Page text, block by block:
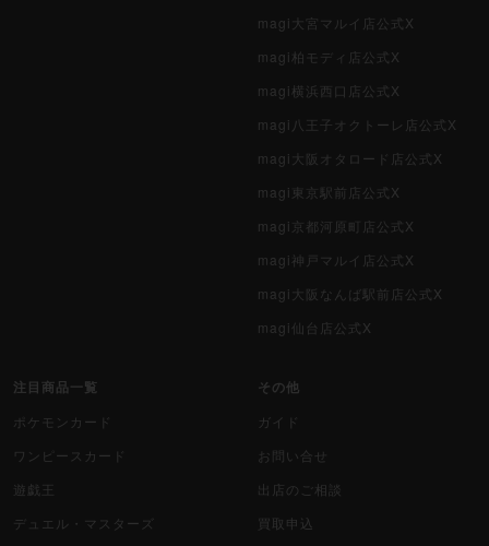
magi大宮マルイ店公式X
magi柏モディ店公式X
magi横浜西口店公式X
magi八王子オクトーレ店公式X
magi大阪オタロード店公式X
magi東京駅前店公式X
magi京都河原町店公式X
magi神戸マルイ店公式X
magi大阪なんば駅前店公式X
magi仙台店公式X
注目商品一覧
ポケモンカード
ワンピースカード
遊戯王
デュエル・マスターズ
その他
ガイド
お問い合せ
出店のご相談
買取申込